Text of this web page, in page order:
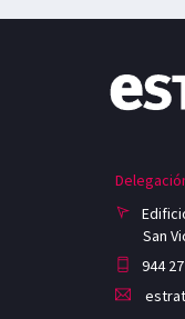
San
944